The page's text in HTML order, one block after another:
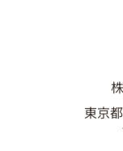
東京